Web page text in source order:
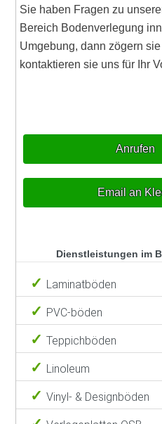
Sie haben Fragen zu
Bereich Bodenverlegung
Umgebung, dann zögern
kontaktieren sie uns für Ihr
Anrufen
Email an
Dienstleistungen im
Laminatböden
PVC-böden
Teppichböden
Linoleum
Vinyl- & Designböden